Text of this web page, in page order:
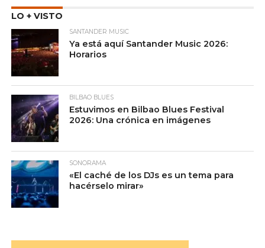
LO + VISTO
SANTANDER MUSIC
Ya está aquí Santander Music 2026:
Horarios
BILBAO BLUES
Estuvimos en Bilbao Blues Festival
2026: Una crónica en imágenes
SONORAMA
«El caché de los DJs es un tema para
hacérselo mirar»